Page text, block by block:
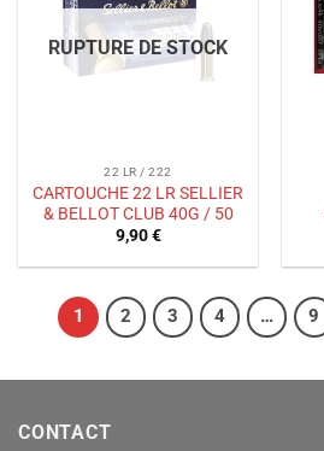
souhaits
RUPTURE DE STOCK
22 LR / 222
CARTOUCHE 22 LR SELLIER
& BELLOT CLUB 40G / 50
9,90€
1 2 3 4 … 9
CONTACT